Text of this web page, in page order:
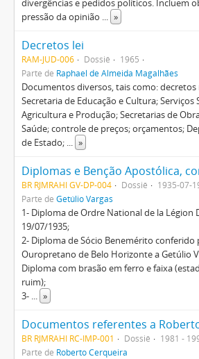
divergências e pedidos políticos. Incluem
pressão da opinião ... »
Decretos lei
RAM-JUD-006 Dossiê
1965
Parte de Raphael de Almeida Magalhães
Documentos diversos, tais como: decretos
Secretaria de Educação e Cultura; Serviços
Agricultura e Produção; Secretarias de
Saúde; controle de preços; orçamentos;
de Estado; ... »
BR RJMRAHI GV-DP-004 Dossiê
1935-07-
Parte de Getúlio Vargas
1- Diploma de Ordre National de la Légion
19/07/1935;
2- Diploma de Sócio Benemérito conferido
Ouropretano de Belo Horizonte a Getúlio
Diploma com brasão em ferro e faixa
ruim);
3- ... »
BR RJMRAHI RC-IMP-001 Dossiê
1981 -
Parte de Roberto Cerqueira